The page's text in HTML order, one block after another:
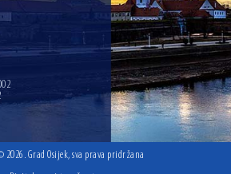
2026. Grad Osijek, sva prava pridržana